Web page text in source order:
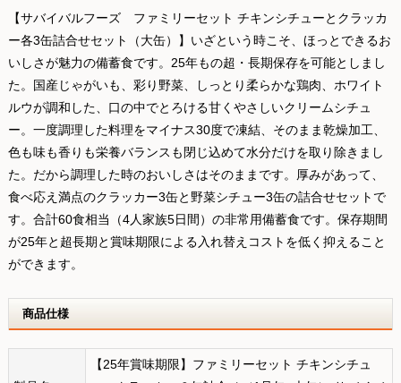
【サバイバルフーズ ファミリーセット チキンシチューとクラッカ
ー各3缶詰合せセット（大缶）】いざという時こそ、ほっとできるお
いしさが魅力の備蓄食です。25年もの超・長期保存を可能としまし
た。国産じゃがいも、彩り野菜、しっとり柔らかな鶏肉、ホワイト
ルウが調和した、口の中でとろける甘くやさしいクリームシチュ
ー。一度調理した料理をマイナス30度で凍結、そのまま乾燥加工、
色も味も香りも栄養バランスも閉じ込めて水分だけを取り除きまし
た。だから調理した時のおいしさはそのままです。厚みがあって、
食べ応え満点のクラッカー3缶と野菜シチュー3缶の詰合せセットで
す。合計60食相当（4人家族5日間）の非常用備蓄食です。保存期間
が25年と超長期と賞味期限による入れ替えコストを低く抑えること
ができます。
商品仕様
【25年賞味期限】ファミリーセット チキンシチュ